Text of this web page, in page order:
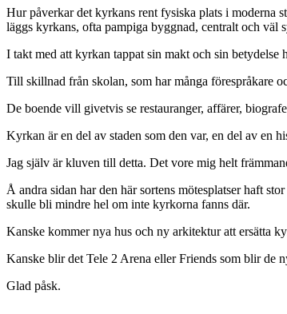
Hur påverkar det kyrkans rent fysiska plats i moderna
läggs kyrkans, ofta pampiga byggnad, centralt och väl
I takt med att kyrkan tappat sin makt och sin
Till skillnad från skolan, som har många förespråkare
De boende vill givetvis se restauranger, affärer,
Kyrkan är en del av staden som den var, en del av en
Jag själv är kluven till detta. Det vore mig helt
Å andra sidan har den här sortens mötesplatser haft
skulle bli mindre hel om inte kyrkorna fanns där.
Kanske kommer nya hus och ny arkitektur att ersätta
Kanske blir det Tele 2 Arena eller Friends som blir de
Glad påsk.